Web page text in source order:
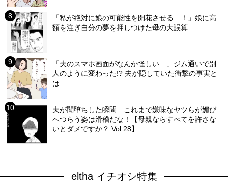
「私が絶対に娘の可能性を開花させる…！」娘に高
額を注ぎ自分の夢を押しつけた母の大誤算
「夫のスマホ画面がなんか怪しい…」ジム通いで別
人のように変わった!? 夫が隠していた衝撃の事実と
は
夫が闇堕ちした瞬間…これまで嫌味なヤツらが媚び
へつらう姿は滑稽だな！【母親ならすべてを許さな
いとダメですか？ Vol.28】
eltha イチオシ特集